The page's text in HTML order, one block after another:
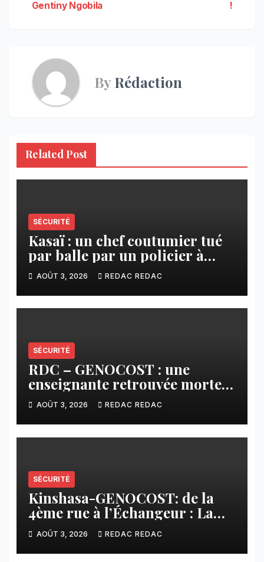
!
Gentiny Ngobila
ByRédaction
Related Post
SÉCURITÉ
Kasaï : un chef coutumier tué
par balle par un policier à
Kamuesha, la tension monte
AOÛT 3, 2026 REDAC REDAC
SÉCURITÉ
RDC – GENOCOST : une
enseignante retrouvée morte à
l’Est, un drame qui ravive la
douleur des populations
civiles
AOÛT 3, 2026 REDAC REDAC
SÉCURITÉ
Kinshasa-GENOCOST: de la
4ème rue à l’Échangeur : La
jeunesse répond présente pour
les victimes du GENOCOST
AOÛT 3, 2026 REDAC REDAC